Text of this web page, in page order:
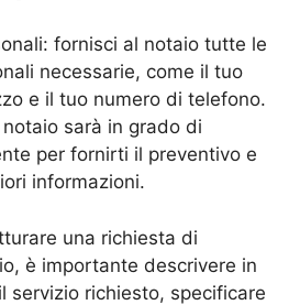
fornisci al notaio tutte le
necessarie, come il tuo
e il tuo numero di telefono.
sarà in grado di
per fornirti il preventivo e
informazioni.
una richiesta di
è importante descrivere in
servizio richiesto, specificare